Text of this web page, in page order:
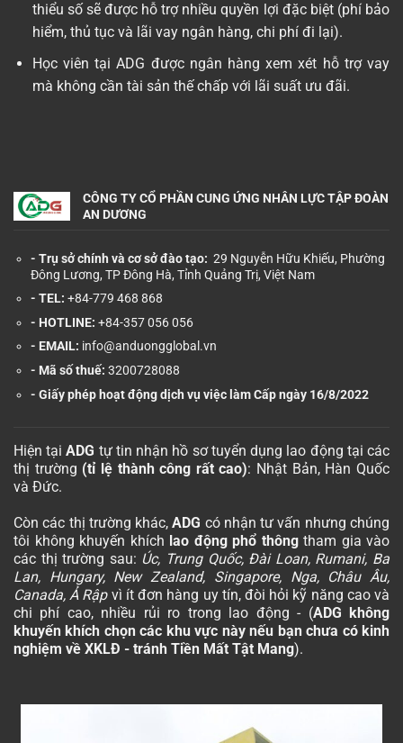
thiểu số sẽ được hỗ trợ nhiều quyền lợi đặc biệt (phí bảo
hiểm, thủ tục và lãi vay ngân hàng, chi phí đi lại).
Học viên tại ADG được ngân hàng xem xét hỗ trợ vay
mà không cần tài sản thế chấp với lãi suất ưu đãi.
CÔNG TY CỔ PHẦN CUNG ỨNG NHÂN LỰC TẬP ĐOÀN
AN DƯƠNG
- Trụ sở chính và cơ sở đào tạo: 29 Nguyễn Hữu Khiếu, Phường
Đông Lương, TP Đông Hà, Tỉnh Quảng Trị, Việt Nam
- TEL: +84-779 468 868
- HOTLINE: +84-357 056 056
- EMAIL: info@anduongglobal.vn
- Mã số thuế: 3200728088
- Giấy phép hoạt động dịch vụ việc làm Cấp ngày 16/8/2022
Hiện tạiADG tự tin nhận hồ sơ tuyển dụng lao động tại các
thị trường (tỉ lệ thành công rất cao): Nhật Bản, Hàn Quốc
và Đức.
Còn các thị trường khác,ADG có nhận tư vấn nhưng chúng
tôi không khuyến khích lao động phổ thôngtham gia vào
các thị trường sau: Úc, Trung Quốc, Đài Loan, Rumani, Ba
Lan, Hungary, New Zealand, Singapore, Nga, Châu Âu,
Canada, Ả Rậpvì ít đơn hàng uy tín, đòi hỏi kỹ năng cao và
chi phí cao, nhiều rủi ro trong lao động - (ADG không
khuyến khích chọn các khu vực này nếu bạn chưa có kinh
nghiệm về XKLĐ - tránh Tiền Mất Tật Mang).